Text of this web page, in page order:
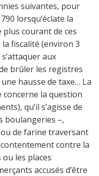
suivantes, pour
lorsqu’éclate la
courant de ces
fiscalité (environ 3
s’attaquer aux
brûler les registres
hausse de taxe… La
concerne la question
qu’il s’agisse de
boulangeries –,
de farine traversant
contre la
les places
accusés d’être